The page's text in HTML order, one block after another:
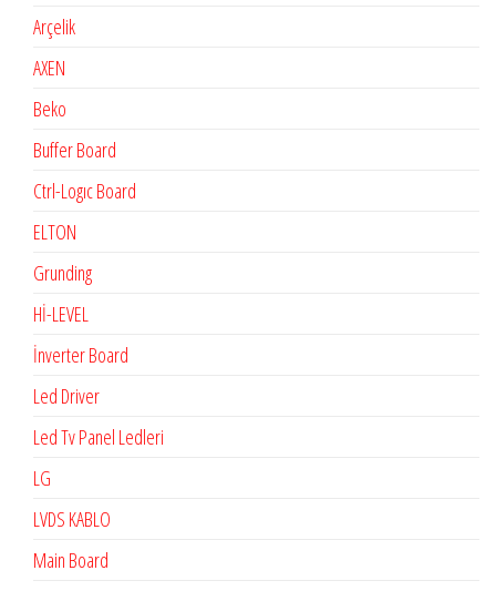
Arçelik
AXEN
Beko
Buffer Board
Ctrl-Logıc Board
ELTON
Grunding
Hİ-LEVEL
İnverter Board
Led Driver
Led Tv Panel Ledleri
LG
LVDS KABLO
Main Board